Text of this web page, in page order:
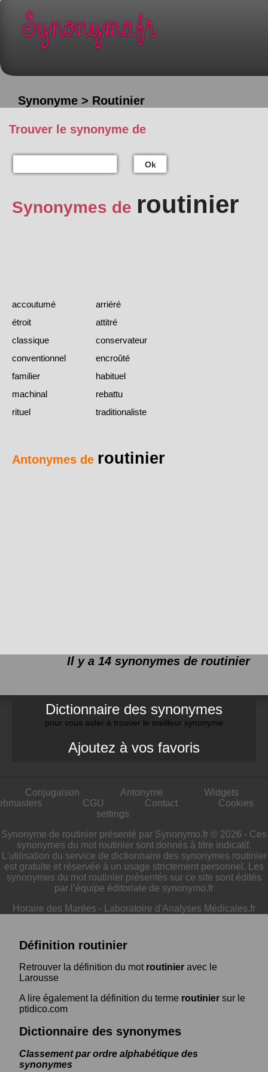
Synonyme > Routinier
Trouver le synonyme de
Ok
Synonymes de routinier
accoutumé
arriéré
étroit
attitré
classique
conservateur
conventionnel
encroûté
familier
habituel
machinal
rebattu
rituel
traditionaliste
Antonymes de routinier
Il y a 14 synonymes de routinier
Dictionnaire des synonymes
pour vous aider à trouver le meilleur synonyme
Ajoutez à vos favoris
Conjugaison Antonyme
Widgets
CGU Contact
Cookies
settings
Synonyme de routinier présenté par Synonymo.fr © 2026 - Ces
synonymes du mot routinier sont donnés à titre indicatif.
L'utilisation du service de dictionnaire des synonymes routinier
est gratuite et réservée à un usage strictement personnel. Les
synonymes du mot routinier présentés sur ce site sont édités
par l’équipe éditoriale de synonymo.fr
Horaire des Marées - Laboratoire d'Analyses Médicales.fr
Définition routinier
Retrouver la définition du mot routinier avec le
Larousse
A lire également la définition du terme routinier sur le
ptidico.com
Dictionnaire des synonymes
Classement par ordre alphabétique des
synonymes